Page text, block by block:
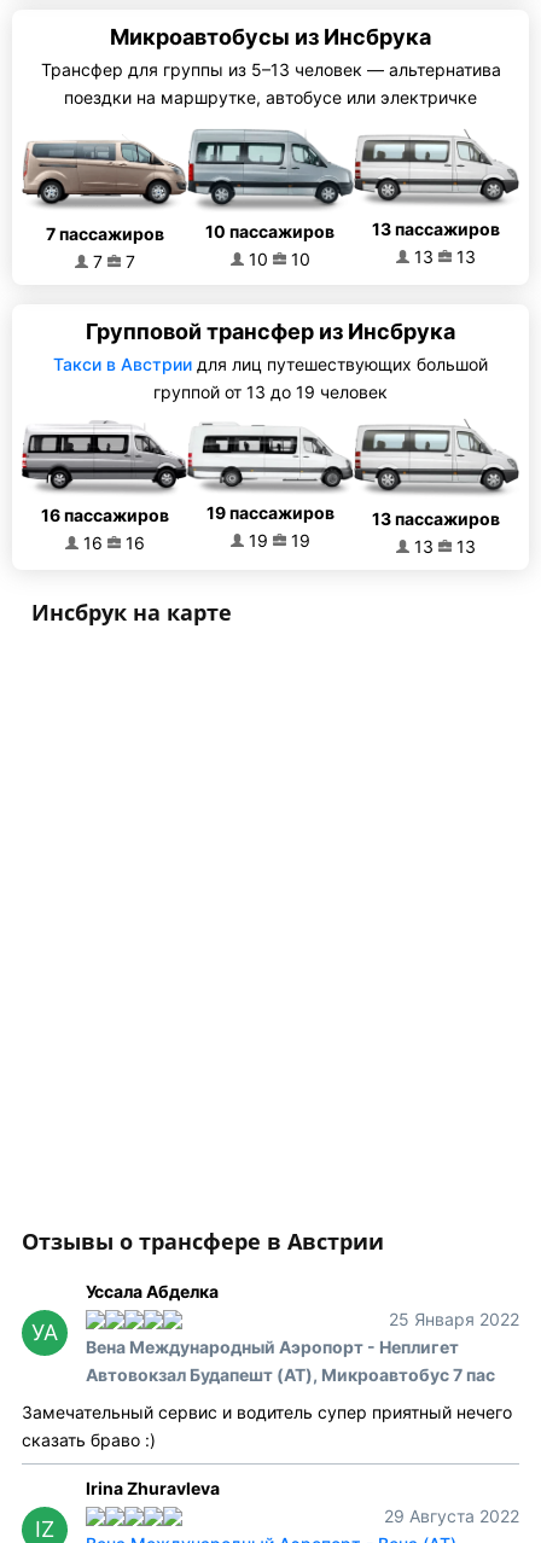
Микроавтобусы из Инсбрука
Трансфер для группы из 5–13 человек — альтернатива
поездки на маршрутке, автобусе или электричке
7 пассажиров
7
7
10 пассажиров
10
10
13 пассажиров
13
13
Групповой трансфер из Инсбрука
Такси в Австрии для лиц путешествующих большой
группой от 13 до 19 человек
16 пассажиров
16
16
19 пассажиров
19
19
13 пассажиров
13
13
Инсбрук на карте
Отзывы о трансфере в Австрии
УА
Уссала Абделка
25 Января 2022
Вена Международный Аэропорт - Неплигет
Автовокзал Будапешт (AT), Микроавтобус 7 пас
Замечательный сервис и водитель супер приятный нечего
сказать браво :)
IZ
Irina Zhuravleva
29 Августа 2022